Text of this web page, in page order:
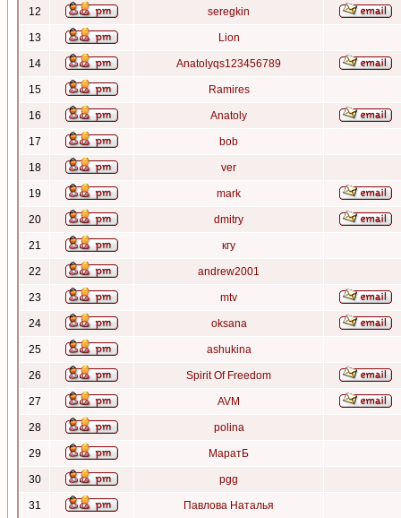
12 seregkin
13 Lion
14 Anatolyqs123456789
15 Ramires
16 Anatoly
17 bob
18 ver
19 mark
20 dmitry
21 кгу
22 andrew2001
23 mtv
24 oksana
25 ashukina
26 Spirit Of Freedom
27 AVM
28 polina
29 МаратБ
30 pgg
31 Павлова Наталья